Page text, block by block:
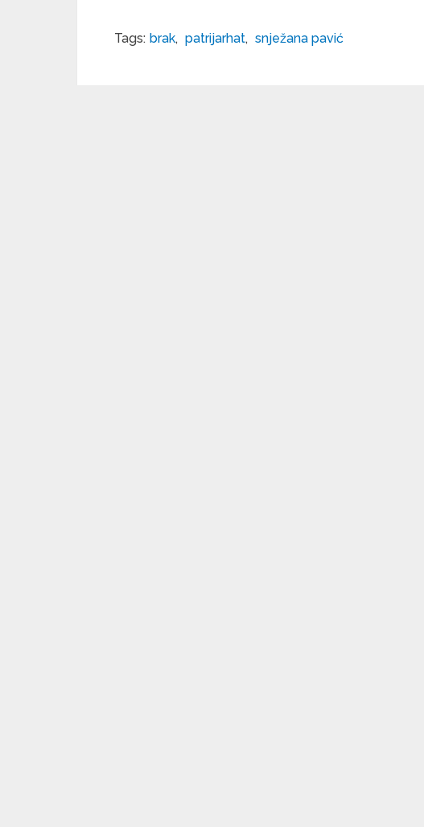
Tags: brak, patrijarhat, snježana pavić